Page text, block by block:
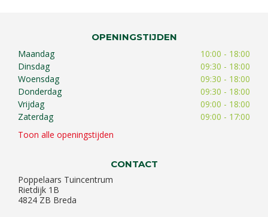
OPENINGSTIJDEN
Maandag
10:00 - 18:00
Dinsdag
09:30 - 18:00
Woensdag
09:30 - 18:00
Donderdag
09:30 - 18:00
Vrijdag
09:00 - 18:00
Zaterdag
09:00 - 17:00
Toon alle openingstijden
CONTACT
Poppelaars Tuincentrum
Rietdijk 1B
4824 ZB Breda